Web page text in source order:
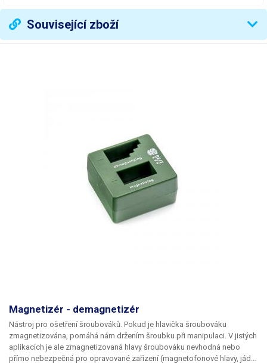
Související zboží
Magnetizér - demagnetizér
Nástroj pro ošetření šroubováků. Pokud je hlavička šroubováku
zmagnetizována, pomáhá nám držením šroubku při manipulaci. V jistých
aplikacích je ale zmagnetizovaná hlavy šroubováku nevhodná nebo
přímo nebezpečná pro opravované zařízení (magnetofonové hlavy, jádra